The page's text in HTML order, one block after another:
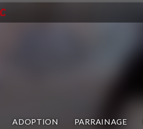
ADOPTION PARRAINAGE